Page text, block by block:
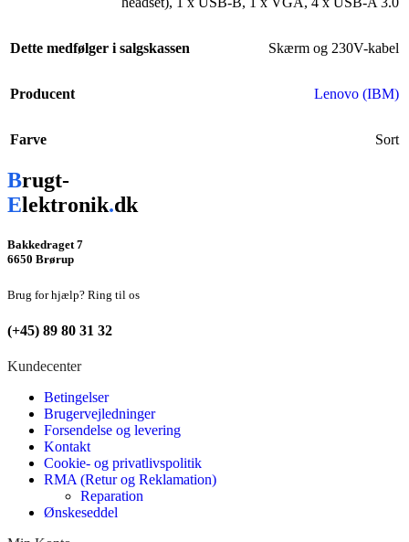
Dette medfølger i salgskassen Skærm og 230V-kabel
Producent Lenovo (IBM)
Farve Sort
Brugt-
Elektronik.dk
Bakkedraget 7
6650 Brørup
Brug for hjælp? Ring til os
(+45) 89 80 31 32
Kundecenter
Betingelser
Brugervejledninger
Forsendelse og levering
Kontakt
Cookie- og privatlivspolitik
RMA (Retur og Reklamation)
Reparation
Ønskeseddel